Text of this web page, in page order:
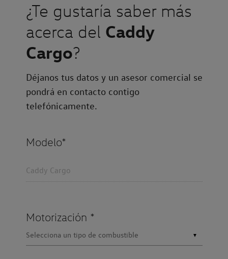
¿Te gustaría saber más
acerca del Caddy
Cargo?
Déjanos tus datos y un asesor comercial se
pondrá en contacto contigo
telefónicamente.
Modelo*
Caddy Cargo
Motorización *
▼